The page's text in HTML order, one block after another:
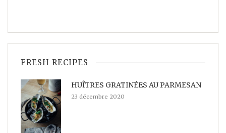
FRESH RECIPES
HUÎTRES GRATINÉES AU PARMESAN
23 décembre 2020